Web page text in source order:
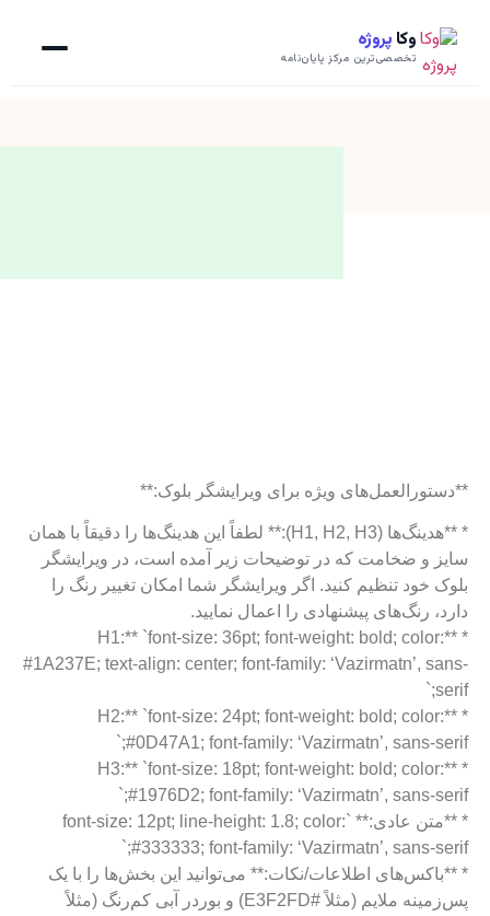
وکا پروژه
تخصصی‌ترین مرکز پایان‌نامه
**دستورالعمل‌های ویژه برای ویرایشگر بلوک:**
* **هدینگ‌ها (H1, H2, H3):** لطفاً این هدینگ‌ها را دقیقاً با همان
سایز و ضخامت که در توضیحات زیر آمده است، در ویرایشگر
بلوک خود تنظیم کنید. اگر ویرایشگر شما امکان تغییر رنگ را
دارد، رنگ‌های پیشنهادی را اعمال نمایید.
* **H1:** `font-size: 36pt; font-weight: bold; color:
#1A237E; text-align: center; font-family: ‘Vazirmatn’, sans-
serif;`
* **H2:** `font-size: 24pt; font-weight: bold; color:
#0D47A1; font-family: ‘Vazirmatn’, sans-serif;`
* **H3:** `font-size: 18pt; font-weight: bold; color:
#1976D2; font-family: ‘Vazirmatn’, sans-serif;`
* **متن عادی:** `font-size: 12pt; line-height: 1.8; color:
#333333; font-family: ‘Vazirmatn’, sans-serif;`
* **باکس‌های اطلاعات/نکات:** می‌توانید این بخش‌ها را با یک
پس‌زمینه ملایم (مثلاً #E3F2FD) و بوردر آبی کم‌رنگ (مثلاً